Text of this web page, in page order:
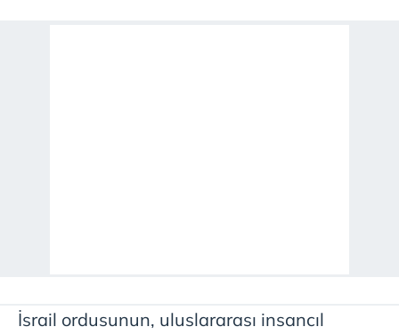
İsrail ordusunun, uluslararası insancıl